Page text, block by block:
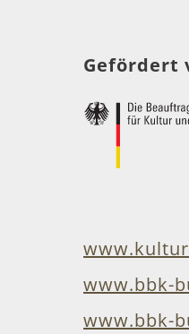
Gefördert
www.bbk-
www.bbk-